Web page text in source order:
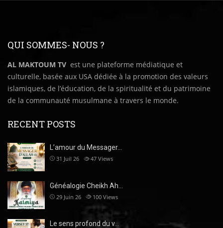
QUI SOMMES- NOUS ?
AL MAKTOUM TV est une plateforme médiatique et
culturelle, basée aux USA dédiée à la promotion des valeurs
islamiques, de l’éducation, de la spiritualité et du patrimoine
de la communauté musulmane à travers le monde.
RECENT POSTS
L’amour du Messager…
31 Juil 26 47 Views
Généalogie Cheikh Ah…
29 Juin 26 100 Views
Le sens profond du v…